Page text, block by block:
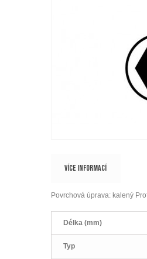
VÍCE INFORMACÍ
Povrchová úprava: kalený
Délka (mm)
Typ